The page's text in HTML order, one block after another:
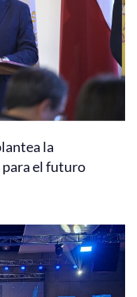
la
para el futuro